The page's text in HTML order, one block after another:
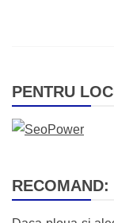
PENTRU
RECOMAND: